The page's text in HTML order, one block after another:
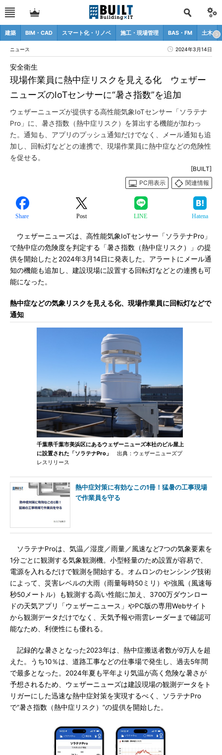
建築 BIM・CAD スマート化・リノベ 施工・現場管理 BAS・FM 土木
ニュース 2024年3月14日
現場作業員に熱中症リスクを見える化 ウェザー
ニューズのIoTセンサーに“暑さ指数”を追加
安全衛生
ウェザーニューズが提供する高性能気象IoTセンサー「ソラテナ
Pro」に、暑さ指数（熱中症リスク）を算出する機能が加わっ
た。通知も、アプリのプッシュ通知だけでなく、メール通知も追
加し、回転灯などとの連携で、現場作業員に熱中症などの危険性
を促せる。
[BUILT]
PC用表示
関連情報
Share Post LINE Hatena
ウェザーニューズは、高性能気象IoTセンサー「ソラテナPro」
で熱中症の危険度を判定する「暑さ指数（熱中症リスク）」の提
供を開始したと2024年3月14日に発表した。アラートにメール通
知の機能も追加し、建設現場に設置する回転灯などとの連携も可
能になった。
熱中症などの気象リスクを見える化、現場作業員に回転灯などで
通知
千葉県千葉市美浜区にあるウェザーニューズ本社のビル屋上
に設置された「ソラテナPro」
出典：ウェザーニューズプ
レスリリース
熱中症対策に有効なこの1冊！猛暑の工事現場
で作業員を守る
ソラテナProは、気温／湿度／雨量／風速など7つの気象要素を
1分ごとに観測する気象観測機。小型軽量のため設置が容易で、
電源を入れるだけで観測を開始する。オムロンのセンシング技術
によって、災害レベルの大雨（雨量毎時50ミリ）や強風（風速毎
秒50メートル）も観測する高い性能に加え、3700万ダウンロー
ドの天気アプリ「ウェザーニュース」やPC版の専用Webサイト
から観測データだけでなく、天気予報や雨雲レーダーまで確認可
能なため、利便性にも優れる。
記録的な暑さとなった2023年は、熱中症搬送者数が9万人を超
えた。うち10％は、道路工事などの仕事場で発生し、過去5年間
で最多となった。2024年夏も平年より気温が高く危険な暑さが
予想されるため、ウェザーニューズは建設現場の観測データをト
リガーにした迅速な熱中症対策を実現するべく、ソラテナPro
で“暑さ指数（熱中症リスク）”の提供を開始した。